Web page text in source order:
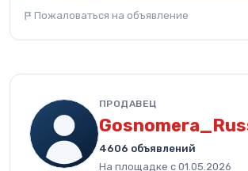
Пожаловаться на объявление
ПРОДАВЕЦ
4606 объявлений
На площадке с 01.05.2026